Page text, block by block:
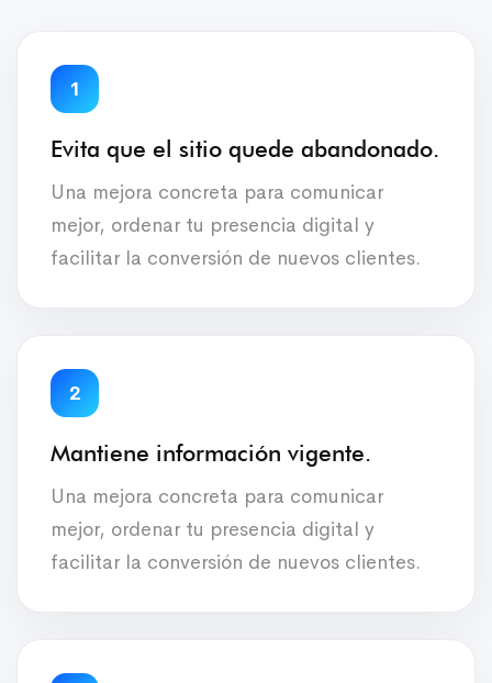
1
Evita que el sitio quede abandonado.
Una mejora concreta para comunicar
mejor, ordenar tu presencia digital y
facilitar la conversión de nuevos clientes.
2
Mantiene información vigente.
Una mejora concreta para comunicar
mejor, ordenar tu presencia digital y
facilitar la conversión de nuevos clientes.